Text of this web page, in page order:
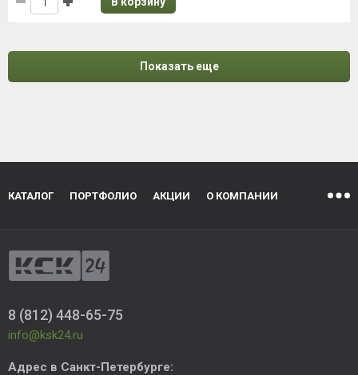
Показать еще
КАТАЛОГ ПОРТФОЛИО АКЦИИ О КОМПАНИИ
8 (812) 448-65-75
info@ksk24.ru
Адрес в Санкт-Петербурге: